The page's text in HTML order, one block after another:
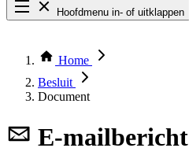
Hoofdmenu in- of uitklappen
Thema COVID-19
Bekijk per bestuursorgaan
Home
Besluit
Document
E-mailbericht